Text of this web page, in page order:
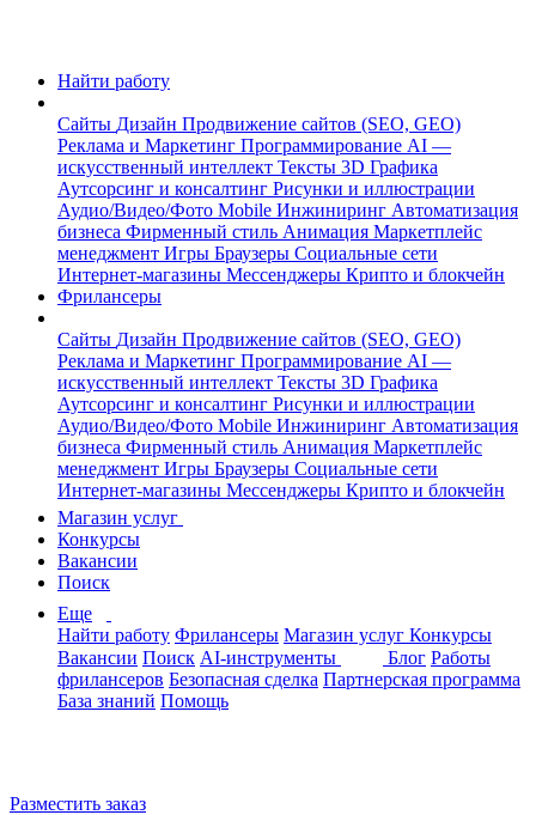
Найти работу
Сайты Дизайн Продвижение сайтов (SEO, GEO)
Реклама и Маркетинг Программирование AI —
искусственный интеллект Тексты 3D Графика
Аутсорсинг и консалтинг Рисунки и иллюстрации
Аудио/Видео/Фото Mobile Инжиниринг Автоматизация
бизнеса Фирменный стиль Анимация Маркетплейс
менеджмент Игры Браузеры Социальные сети
Интернет-магазины Мессенджеры Крипто и блокчейн
Фрилансеры
Сайты Дизайн Продвижение сайтов (SEO, GEO)
Реклама и Маркетинг Программирование AI —
искусственный интеллект Тексты 3D Графика
Аутсорсинг и консалтинг Рисунки и иллюстрации
Аудио/Видео/Фото Mobile Инжиниринг Автоматизация
бизнеса Фирменный стиль Анимация Маркетплейс
менеджмент Игры Браузеры Социальные сети
Интернет-магазины Мессенджеры Крипто и блокчейн
Магазин услуг
Конкурсы
Вакансии
Поиск
Еще
Найти работу Фрилансеры Магазин услуг Конкурсы
Вакансии Поиск AI-инструменты Блог Работы
фрилансеров Безопасная сделка Партнерская программа
База знаний Помощь
Разместить заказ